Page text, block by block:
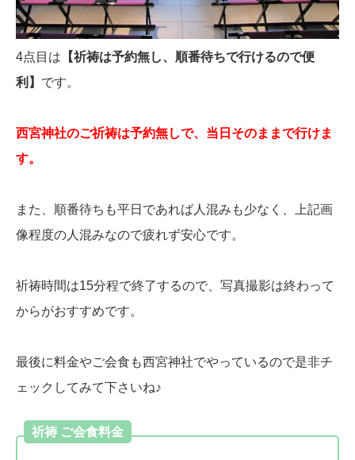
4点目は 【祈祷は予約無し、順番待ちで行けるので便
利】 です。
西宮神社のご祈祷は予約無しで、当日そのままで行けま
す。
また、順番待ちも平日であれば人混みも少なく、上記画
像程度の人混みなので疲れず安心です。
祈祷時間は15分程で終了するので、写真撮影は終わって
からがおすすめです。
最後に料金やご会食も西宮神社でやっているので是非チ
ェックしてみて下さいね♪
祈祷 ご会食料金